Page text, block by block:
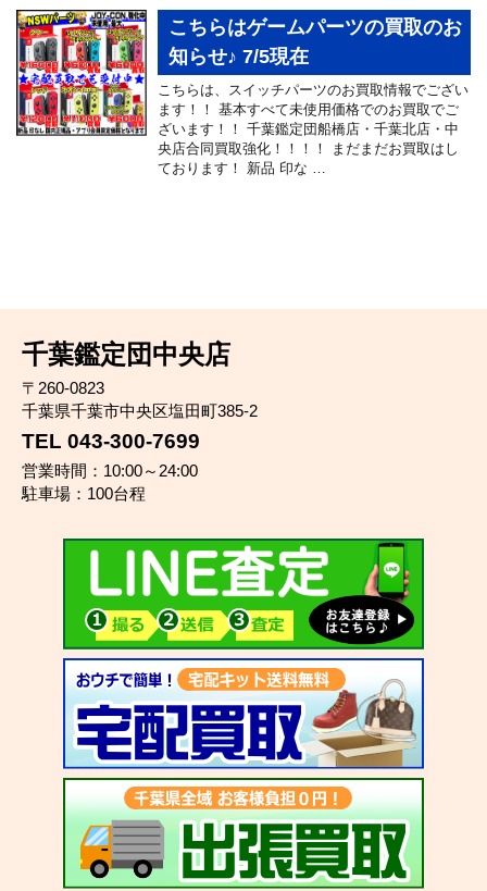
こちらはゲームパーツの買取のお
知らせ♪ 7/5現在
こちらは、スイッチパーツのお買取情報でござい
ます！！ 基本すべて未使用価格でのお買取でご
ざいます！！ 千葉鑑定団船橋店・千葉北店・中
央店合同買取強化！！！！ まだまだお買取はし
ております！ 新品 印な …
千葉鑑定団中央店
〒260-0823
千葉県千葉市中央区塩田町385-2
TEL 043-300-7699
営業時間：10:00～24:00
駐車場：100台程